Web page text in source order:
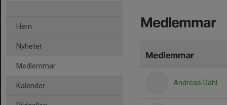
Hem
Nyheter
Medlemmar
Kalender
Medlemmar
Medlemmar
Andreas Dahl